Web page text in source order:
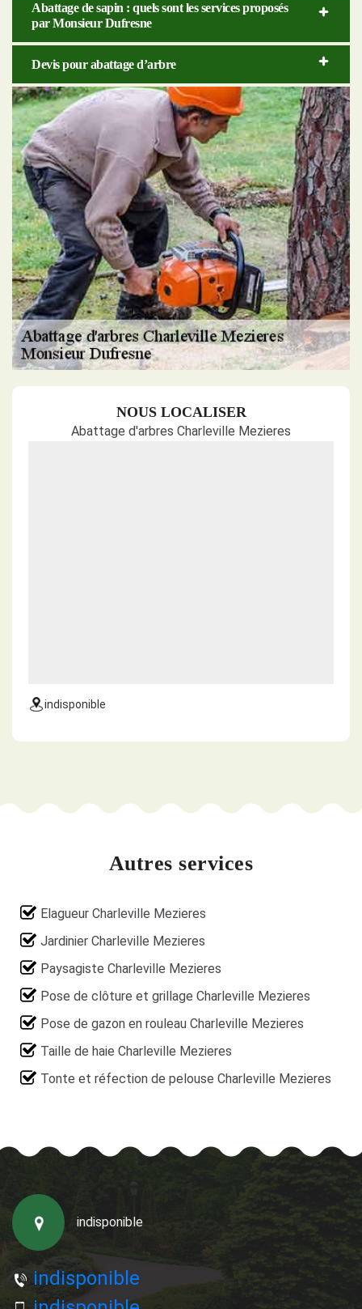
Abattage de sapin : quels sont les services proposés
par Monsieur Dufresne
Devis pour abattage d’arbre
NOUS LOCALISER
Abattage d'arbres Charleville Mezieres
indisponible
Autres services
Elagueur Charleville Mezieres
Jardinier Charleville Mezieres
Paysagiste Charleville Mezieres
Pose de clôture et grillage Charleville Mezieres
Pose de gazon en rouleau Charleville Mezieres
Taille de haie Charleville Mezieres
Tonte et réfection de pelouse Charleville Mezieres
indisponible
indisponible